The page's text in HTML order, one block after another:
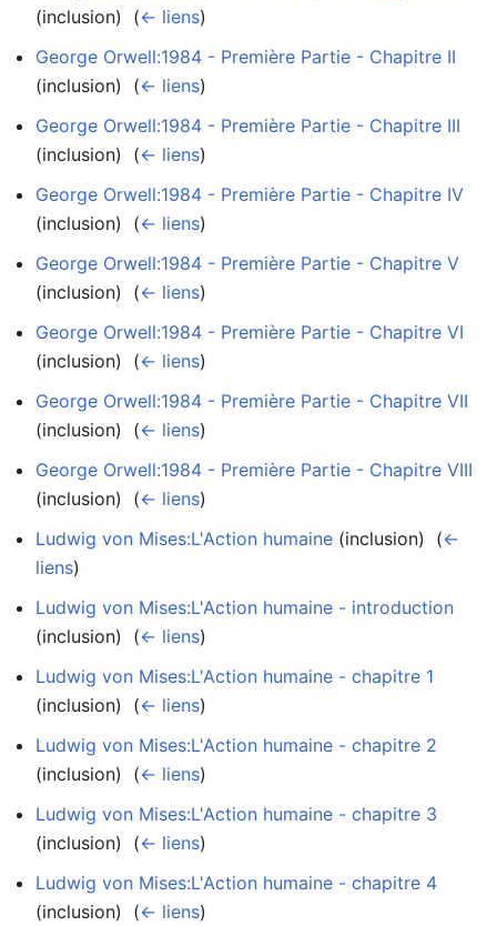
(inclusion) ‎ (← liens)
George Orwell:1984 - Première Partie - Chapitre II
(inclusion) ‎ (← liens)
George Orwell:1984 - Première Partie - Chapitre III
(inclusion) ‎ (← liens)
George Orwell:1984 - Première Partie - Chapitre IV
(inclusion) ‎ (← liens)
George Orwell:1984 - Première Partie - Chapitre V
(inclusion) ‎ (← liens)
George Orwell:1984 - Première Partie - Chapitre VI
(inclusion) ‎ (← liens)
George Orwell:1984 - Première Partie - Chapitre VII
(inclusion) ‎ (← liens)
George Orwell:1984 - Première Partie - Chapitre VIII
(inclusion) ‎ (← liens)
Ludwig von Mises:L'Action humaine (inclusion) ‎ (←
liens)
Ludwig von Mises:L'Action humaine - introduction
(inclusion) ‎ (← liens)
Ludwig von Mises:L'Action humaine - chapitre 1
(inclusion) ‎ (← liens)
Ludwig von Mises:L'Action humaine - chapitre 2
(inclusion) ‎ (← liens)
Ludwig von Mises:L'Action humaine - chapitre 3
(inclusion) ‎ (← liens)
Ludwig von Mises:L'Action humaine - chapitre 4
(inclusion) ‎ (← liens)